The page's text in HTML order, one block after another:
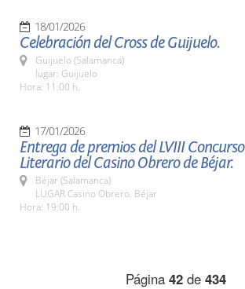
18/01/2026
Celebración del Cross de Guijuelo.
Guijuelo (Salamanca)
lugar: Guijuelo
Hora: 11:00 h.
17/01/2026
Entrega de premios del LVIII Concurso
Literario del Casino Obrero de Béjar.
Béjar (Salamanca)
LUGAR Casino Obrero. Béjar
Hora: 19:00 h.
Página 42 de 434